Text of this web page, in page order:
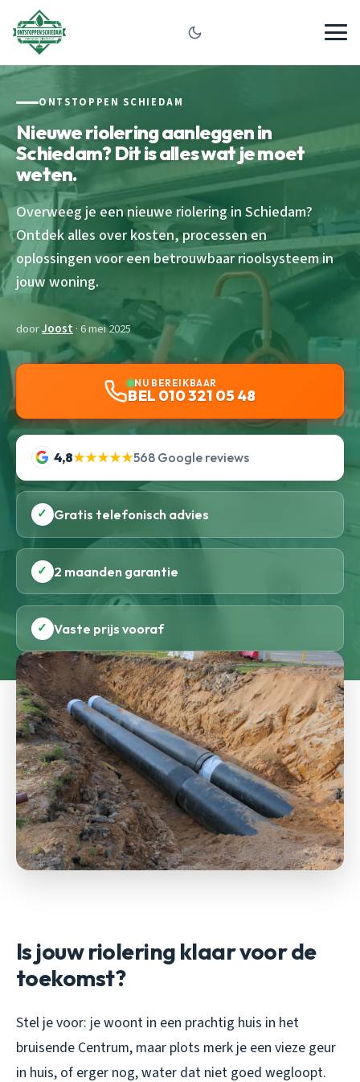
ONTSTOPPEN SCHIEDAM
Nieuwe riolering aanleggen in
Schiedam? Dit is alles wat je moet
weten.
Overweeg je een nieuwe riolering in Schiedam?
Ontdek alles over kosten, processen en
oplossingen voor een betrouwbaar rioolsysteem in
jouw woning.
doorJoost · 6 mei 2025
NU BEREIKBAAR
BEL 010 321 05 48
4,8★★★★★568 Google reviews
✓ Gratis telefonisch advies
✓ 2 maanden garantie
✓ Vaste prijs vooraf
Is jouw riolering klaar voor de
toekomst?
Stel je voor: je woont in een prachtig huis in het
bruisende Centrum, maar plots merk je een vieze geur
in huis, of erger nog, water dat niet goed wegloopt.